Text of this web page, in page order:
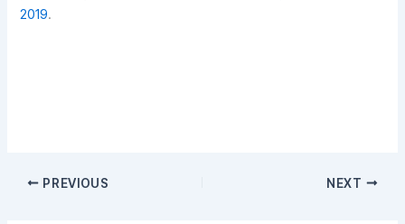
2019.
PREVIOUS NEXT